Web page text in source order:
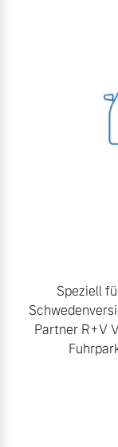
Speziell
Partner R+V